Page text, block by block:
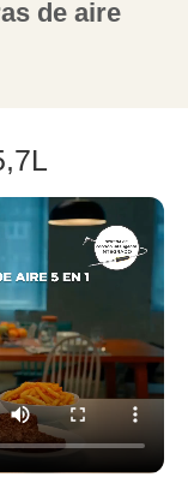
de aire